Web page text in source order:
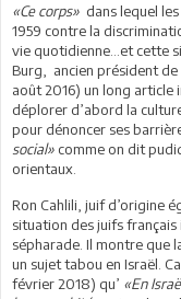
«Ce corps» dans lequel
1959 contre la
vie quotidienne…et cette
Burg, ancien président
août 2016) un long article
déplorer d’abord la
pour dénoncer ses
social» comme on dit
orientaux.
Ron Cahlili, juif d’origine
situation des juifs
sépharade. Il montre que
un sujet tabou en Israël.
février 2018) qu’ «En